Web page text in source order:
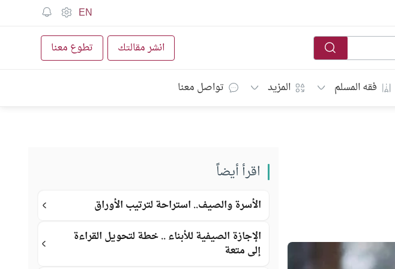
EN
انشر مقالتك تطوع معنا
فقه المسلم المزيد تواصل معنا
اقرأ أيضاً
الأسرة والصيف.. استراحة لترتيب الأوراق
الإجازة الصيفية للأبناء .. خطة لتحويل القراءة
إلى متعة